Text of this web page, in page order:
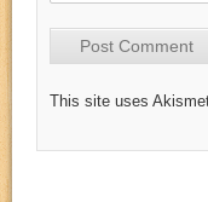
This site uses